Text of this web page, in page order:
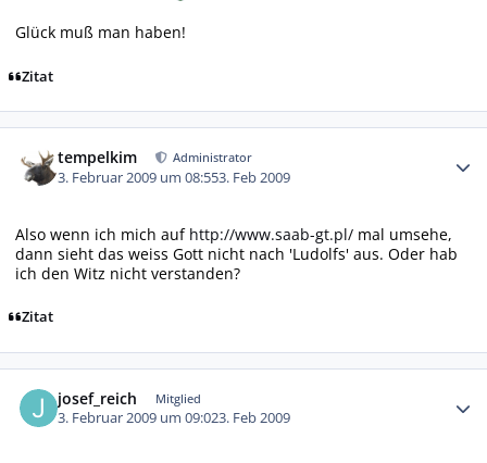
Glück muß man haben!
Zitat
tempelkim Administrator
3. Februar 2009 um 08:553. Feb 2009
Also wenn ich mich auf http://www.saab-gt.pl/ mal umsehe,
dann sieht das weiss Gott nicht nach 'Ludolfs' aus. Oder hab
ich den Witz nicht verstanden?
Zitat
josef_reich Mitglied
3. Februar 2009 um 09:023. Feb 2009